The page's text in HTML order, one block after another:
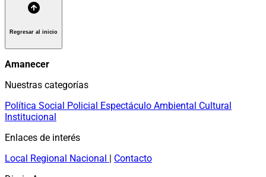
Regresar al inicio
Amanecer
Nuestras categorías
Política Social Policial Espectáculo Ambiental Cultural
Institucional
Enlaces de interés
Local Regional Nacional | Contacto